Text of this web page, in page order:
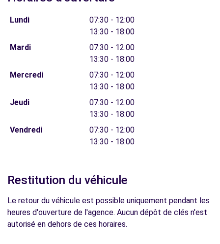
Lundi
07:30 - 12:00
13:30 - 18:00
Mardi
07:30 - 12:00
13:30 - 18:00
Mercredi
07:30 - 12:00
13:30 - 18:00
Jeudi
07:30 - 12:00
13:30 - 18:00
Vendredi
07:30 - 12:00
13:30 - 18:00
Restitution du véhicule
Le retour du véhicule est possible uniquement pendant les
heures d'ouverture de l'agence. Aucun dépôt de clés n'est
autorisé en dehors de ces horaires.